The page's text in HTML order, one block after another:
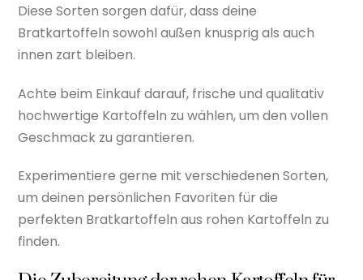
Diese Sorten sorgen dafür, dass deine
Bratkartoffeln sowohl außen knusprig als auch
innen zart bleiben.
Achte beim Einkauf darauf, frische und qualitativ
hochwertige Kartoffeln zu wählen, um den vollen
Geschmack zu garantieren.
Experimentiere gerne mit verschiedenen Sorten,
um deinen persönlichen Favoriten für die
perfekten Bratkartoffeln aus rohen Kartoffeln zu
finden.